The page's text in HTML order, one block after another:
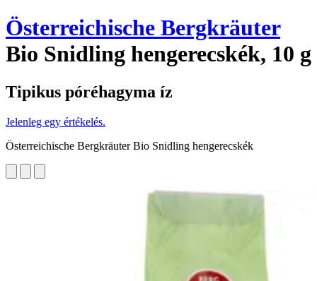
Österreichische Bergkräuter
Bio Snidling hengerecskék, 10 g
Tipikus póréhagyma íz
Jelenleg egy értékelés.
Österreichische Bergkräuter Bio Snidling hengerecskék